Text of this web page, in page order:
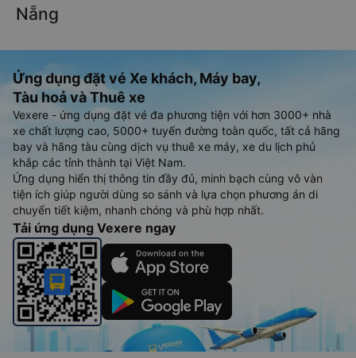
Nẵng
Ứng dụng đặt vé Xe khách, Máy bay,
Tàu hoả và Thuê xe
Vexere - ứng dụng đặt vé đa phương tiện với hơn 3000+ nhà
xe chất lượng cao, 5000+ tuyến đường toàn quốc, tất cả hãng
bay và hãng tàu cùng dịch vụ thuê xe máy, xe du lịch phủ
khắp các tỉnh thành tại Việt Nam.
Ứng dụng hiển thị thông tin đầy đủ, minh bạch cùng vô vàn
tiện ích giúp người dùng so sánh và lựa chọn phương án di
chuyển tiết kiệm, nhanh chóng và phù hợp nhất.
Tải ứng dụng Vexere ngay